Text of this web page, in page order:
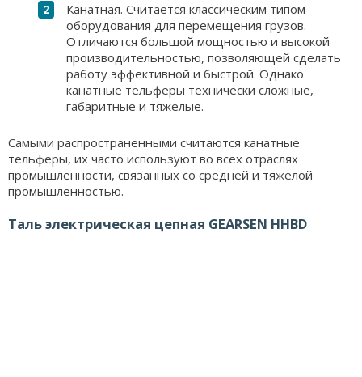
Канатная. Считается классическим типом
оборудования для перемещения грузов.
Отличаются большой мощностью и высокой
производительностью, позволяющей сделать
работу эффективной и быстрой. Однако
канатные тельферы технически сложные,
габаритные и тяжелые.
Самыми распространенными считаются канатные
тельферы, их часто используют во всех отраслях
промышленности, связанных со средней и тяжелой
промышленностью.
Таль электрическая цепная GEARSEN HHBD